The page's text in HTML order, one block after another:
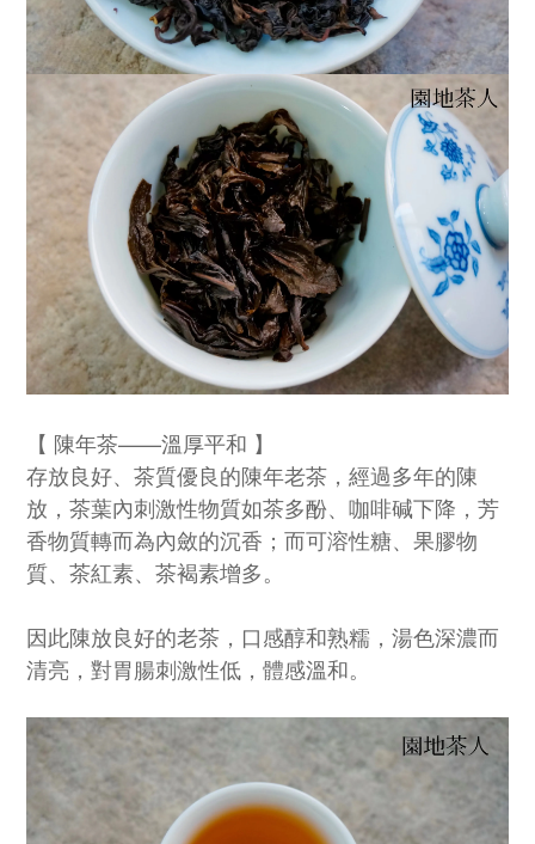
【 陳年茶——溫厚平和 】
存放良好、茶質優良的陳年老茶，經過多年的陳
放，茶葉內刺激性物質如茶多酚、咖啡碱下降，芳
香物質轉而為內斂的沉香；而可溶性糖、果膠物
質、茶紅素、茶褐素增多。
因此陳放良好的老茶，口感醇和熟糯，湯色深濃而
清亮，對胃腸刺激性低，體感溫和。